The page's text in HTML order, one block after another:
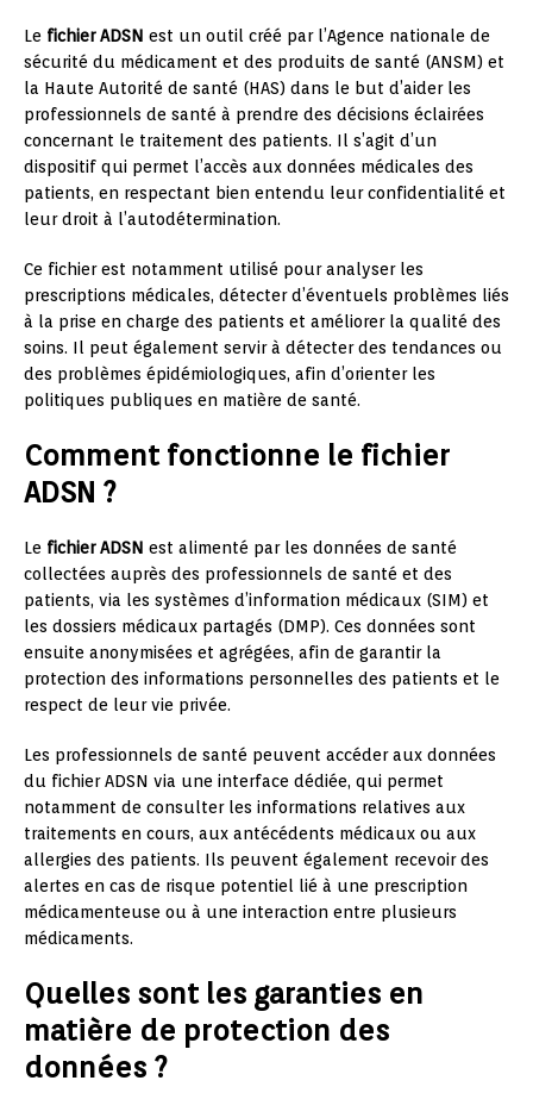
Le fichier ADSN est un outil créé par l’Agence nationale de
sécurité du médicament et des produits de santé (ANSM) et
la Haute Autorité de santé (HAS) dans le but d’aider les
professionnels de santé à prendre des décisions éclairées
concernant le traitement des patients. Il s’agit d’un
dispositif qui permet l’accès aux données médicales des
patients, en respectant bien entendu leur confidentialité et
leur droit à l’autodétermination.
Ce fichier est notamment utilisé pour analyser les
prescriptions médicales, détecter d’éventuels problèmes liés
à la prise en charge des patients et améliorer la qualité des
soins. Il peut également servir à détecter des tendances ou
des problèmes épidémiologiques, afin d’orienter les
politiques publiques en matière de santé.
Comment fonctionne le fichier
ADSN ?
Le fichier ADSN est alimenté par les données de santé
collectées auprès des professionnels de santé et des
patients, via les systèmes d’information médicaux (SIM) et
les dossiers médicaux partagés (DMP). Ces données sont
ensuite anonymisées et agrégées, afin de garantir la
protection des informations personnelles des patients et le
respect de leur vie privée.
Les professionnels de santé peuvent accéder aux données
du fichier ADSN via une interface dédiée, qui permet
notamment de consulter les informations relatives aux
traitements en cours, aux antécédents médicaux ou aux
allergies des patients. Ils peuvent également recevoir des
alertes en cas de risque potentiel lié à une prescription
médicamenteuse ou à une interaction entre plusieurs
médicaments.
Quelles sont les garanties en
matière de protection des
données ?